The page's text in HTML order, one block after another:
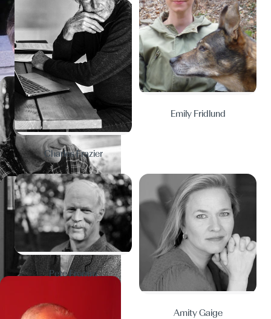
Charles Frazier
Emily Fridlund
Pete Fromm
Amity Gaige